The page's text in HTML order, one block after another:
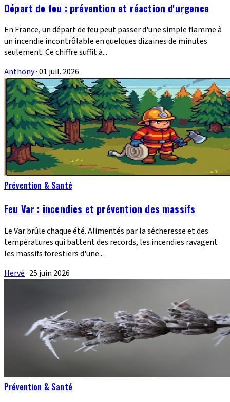
Départ de feu : prévention et réaction d'urgence
En France, un départ de feu peut passer d'une simple flamme à
un incendie incontrôlable en quelques dizaines de minutes
seulement. Ce chiffre suffit à...
Anthony·01 juil. 2026
Prévention & Santé
Feu Var : incendies et prévention des massifs
Le Var brûle chaque été. Alimentés par la sécheresse et des
températures qui battent des records, les incendies ravagent
les massifs forestiers d'une...
Hervé· 25 juin 2026
Prévention & Santé